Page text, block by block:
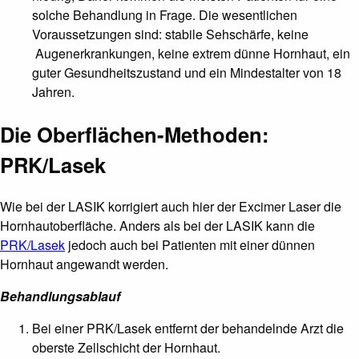
solche Behandlung in Frage. Die wesentlichen
Voraussetzungen sind: stabile Sehschärfe, keine
Augenerkrankungen, keine extrem dünne Hornhaut, ein
guter Gesundheitszustand und ein Mindestalter von 18
Jahren.
Die Oberflächen-Methoden:
PRK/Lasek
Wie bei der LASIK korrigiert auch hier der Excimer Laser die
Hornhautoberfläche. Anders als bei der LASIK kann die
PRK/Lasek jedoch auch bei Patienten mit einer dünnen
Hornhaut angewandt werden.
Behandlungsablauf
Bei einer PRK/Lasek entfernt der behandelnde Arzt die
oberste Zellschicht der Hornhaut.